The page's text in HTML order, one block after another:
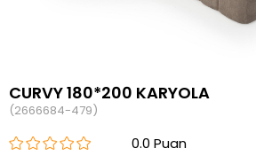
CURVY 180*200 KARYOLA
(2666684-479)
0.0